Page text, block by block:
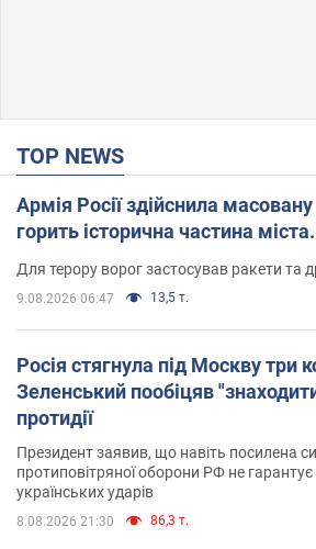
TOP NEWS
Армія Росії здійснила
горить історична частина
Для терору ворог застосував ракети та
9.08.2026 06:47 13,5 т.
Росія стягнула під Москву три
Зеленський пообіцяв
протидії
Президент заявив, що навіть посилена
протиповітряної оборони РФ не гарантує
українських ударів
8.08.2026 21:30 86,3 т.